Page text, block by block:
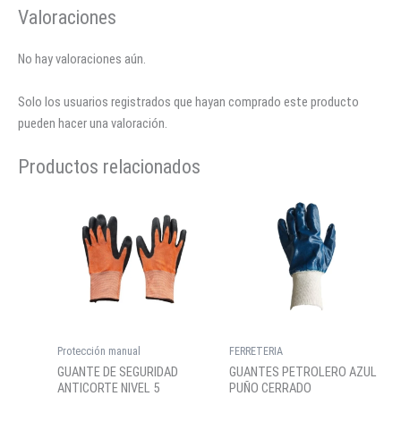
Valoraciones
No hay valoraciones aún.
Solo los usuarios registrados que hayan comprado este producto
pueden hacer una valoración.
Productos relacionados
Protección manual
GUANTE DE SEGURIDAD
ANTICORTE NIVEL 5
FERRETERIA
GUANTES PETROLERO AZUL
PUÑO CERRADO